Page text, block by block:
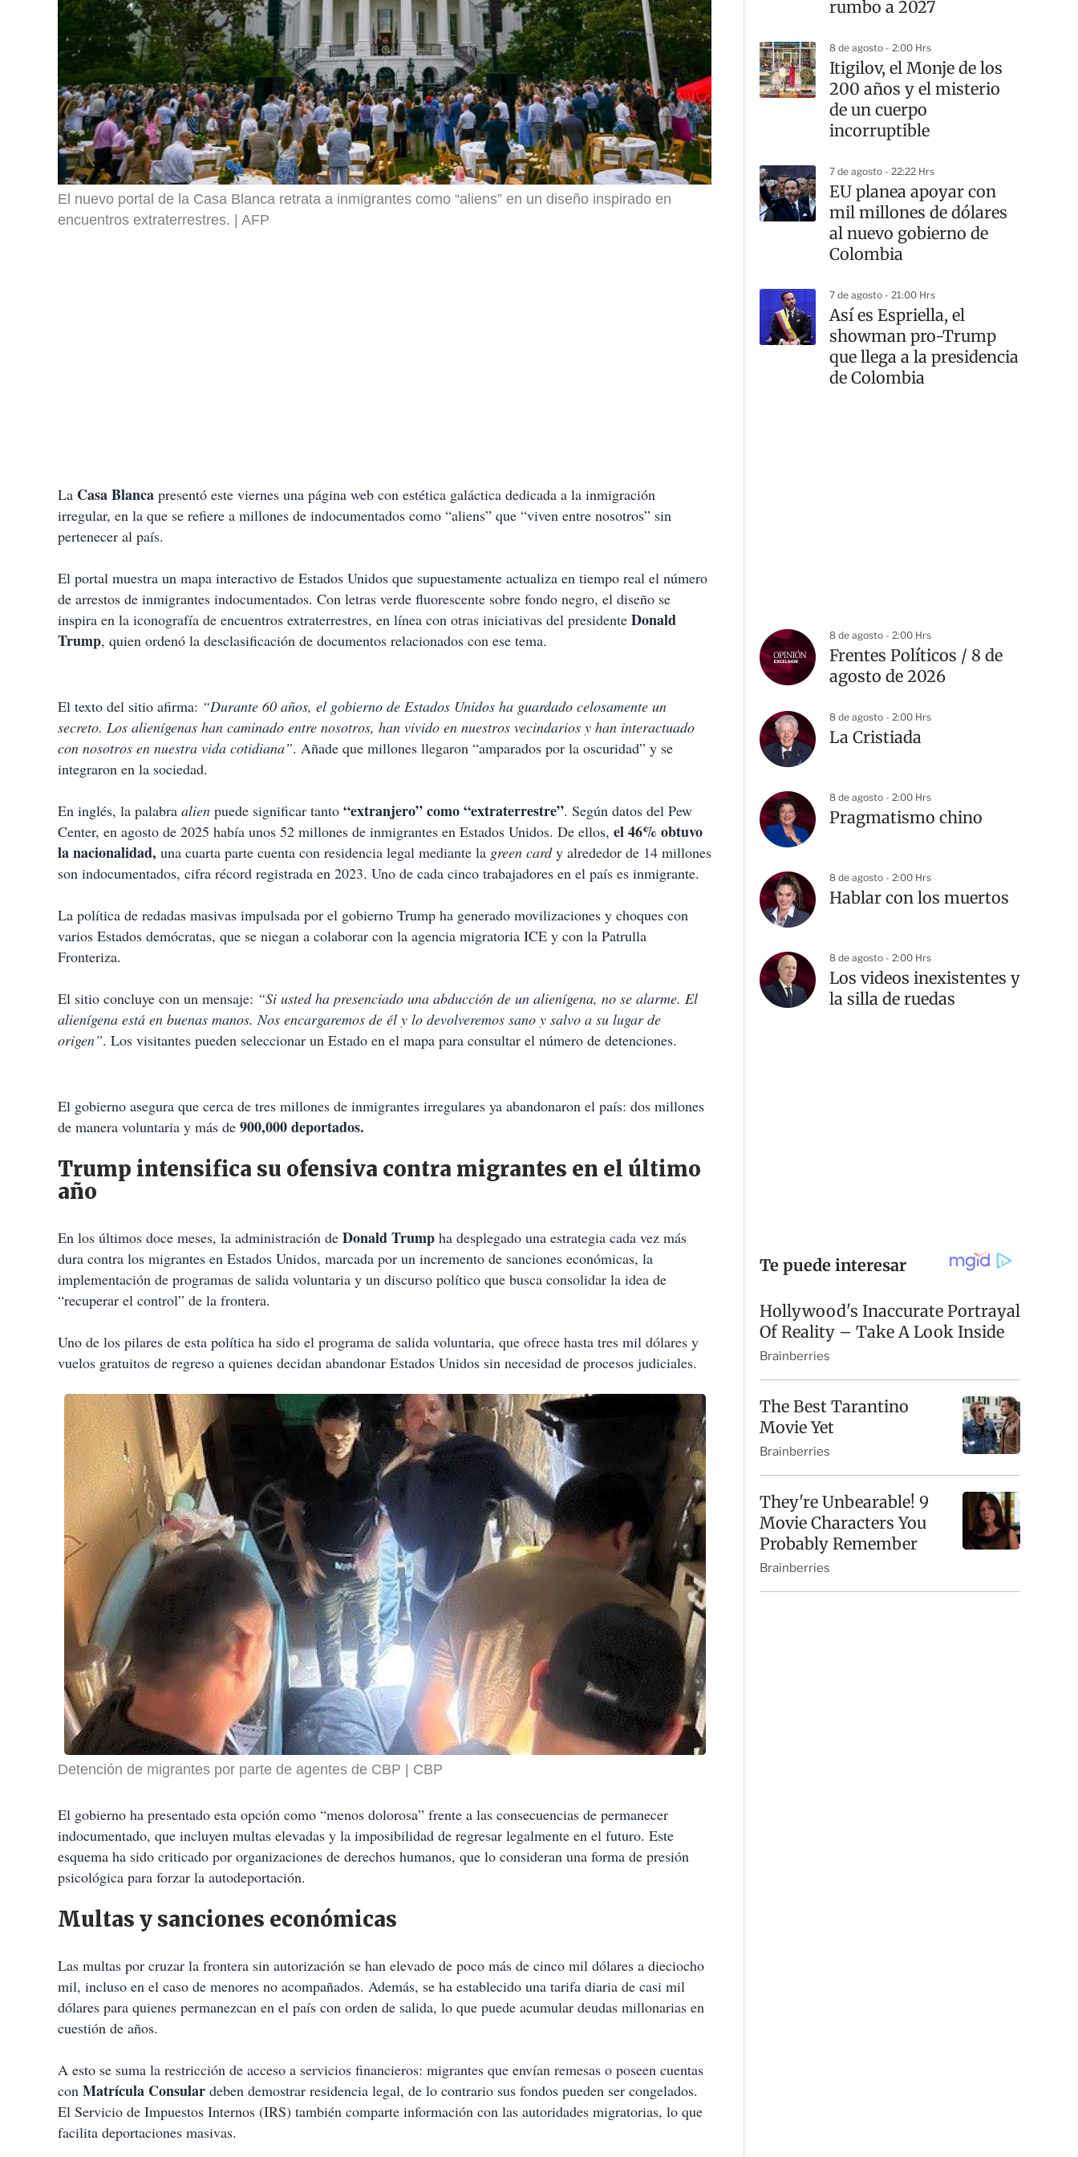
El nuevo portal de la Casa Blanca retrata a inmigrantes como “aliens” en un diseño inspirado en
encuentros extraterrestres.
AFP
La Casa Blanca presentó este viernes una página web con estética galáctica dedicada a la inmigración
irregular, en la que se refiere a millones de indocumentados como “aliens” que “viven entre nosotros” sin
pertenecer al país.
El portal muestra un mapa interactivo de Estados Unidos que supuestamente actualiza en tiempo real el número
de arrestos de inmigrantes indocumentados. Con letras verde fluorescente sobre fondo negro, el diseño se
inspira en la iconografía de encuentros extraterrestres, en línea con otras iniciativas del presidente Donald
Trump, quien ordenó la desclasificación de documentos relacionados con ese tema.
El texto del sitio afirma: “Durante 60 años, el gobierno de Estados Unidos ha guardado celosamente un
secreto. Los alienígenas han caminado entre nosotros, han vivido en nuestros vecindarios y han interactuado
con nosotros en nuestra vida cotidiana”. Añade que millones llegaron “amparados por la oscuridad” y se
integraron en la sociedad.
En inglés, la palabra alien puede significar tanto “extranjero” como “extraterrestre”. Según datos del Pew
Center, en agosto de 2025 había unos 52 millones de inmigrantes en Estados Unidos. De ellos, el 46% obtuvo
la nacionalidad, una cuarta parte cuenta con residencia legal mediante la green cardy alrededor de 14 millones
son indocumentados, cifra récord registrada en 2023. Uno de cada cinco trabajadores en el país es inmigrante.
La política de redadas masivas impulsada por el gobierno Trump ha generado movilizaciones y choques con
varios Estados demócratas, que se niegan a colaborar con la agencia migratoria ICE y con la Patrulla
Fronteriza.
El sitio concluye con un mensaje: “Si usted ha presenciado una abducción de un alienígena, no se alarme. El
alienígena está en buenas manos. Nos encargaremos de él y lo devolveremos sano y salvo a su lugar de
origen”. Los visitantes pueden seleccionar un Estado en el mapa para consultar el número de detenciones.
El gobierno asegura que cerca de tres millones de inmigrantes irregulares ya abandonaron el país: dos millones
de manera voluntaria y más de 900,000 deportados.
Trump intensifica su ofensiva contra migrantes en el último
año
En los últimos doce meses, la administración de Donald Trump ha desplegado una estrategia cada vez más
dura contra los migrantes en Estados Unidos, marcada por un incremento de sanciones económicas, la
implementación de programas de salida voluntaria y un discurso político que busca consolidar la idea de
“recuperar el control” de la frontera.
Uno de los pilares de esta política ha sido el programa de salida voluntaria, que ofrece hasta tres mil dólares y
vuelos gratuitos de regreso a quienes decidan abandonar Estados Unidos sin necesidad de procesos judiciales.
Detención de migrantes por parte de agentes de CBP CBP
El gobierno ha presentado esta opción como “menos dolorosa” frente a las consecuencias de permanecer
indocumentado, que incluyen multas elevadas y la imposibilidad de regresar legalmente en el futuro. Este
esquema ha sido criticado por organizaciones de derechos humanos, que lo consideran una forma de presión
psicológica para forzar la autodeportación.
Multas y sanciones económicas
Las multas por cruzar la frontera sin autorización se han elevado de poco más de cinco mil dólares a dieciocho
mil, incluso en el caso de menores no acompañados. Además, se ha establecido una tarifa diaria de casi mil
dólares para quienes permanezcan en el país con orden de salida, lo que puede acumular deudas millonarias en
cuestión de años.
A esto se suma la restricción de acceso a servicios financieros: migrantes que envían remesas o poseen cuentas
con Matrícula Consular deben demostrar residencia legal, de lo contrario sus fondos pueden ser congelados.
El Servicio de Impuestos Internos (IRS) también comparte información con las autoridades migratorias, lo que
facilita deportaciones masivas.
rumbo a 2027
8 de agosto - 2:00 Hrs
Itigilov, el Monje de los
200 años y el misterio
de un cuerpo
incorruptible
7 de agosto - 22:22 Hrs
EU planea apoyar con
mil millones de dólares
al nuevo gobierno de
Colombia
7 de agosto - 21:00 Hrs
Así es Espriella, el
showman pro-Trump
que llega a la presidencia
de Colombia
8 de agosto - 2:00 Hrs
Frentes Políticos / 8 de
agosto de 2026
8 de agosto - 2:00 Hrs
La Cristiada
8 de agosto - 2:00 Hrs
Pragmatismo chino
8 de agosto - 2:00 Hrs
Hablar con los muertos
8 de agosto - 2:00 Hrs
Los videos inexistentes y
la silla de ruedas